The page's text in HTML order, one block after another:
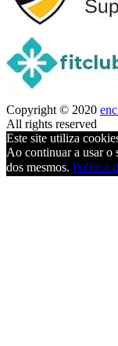
Copyright © 2020
All rights reserved
Este site utiliza
Ao continuar a usar o
dos mesmos. Política